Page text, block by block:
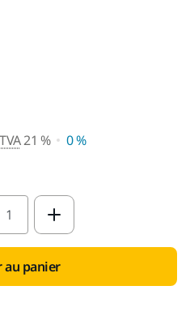
vente
TVA21 %
0 %
value
au panier